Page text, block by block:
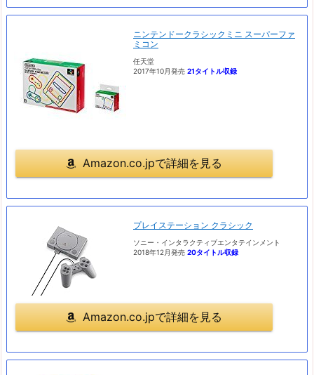
ニンテンドークラシックミニ スーパーファ
ミコン
任天堂
2017年10月発売 21タイトル収録
Amazon.co.jpで詳細を見る
プレイステーション クラシック
ソニー・インタラクティブエンタテインメント
2018年12月発売 20タイトル収録
Amazon.co.jpで詳細を見る